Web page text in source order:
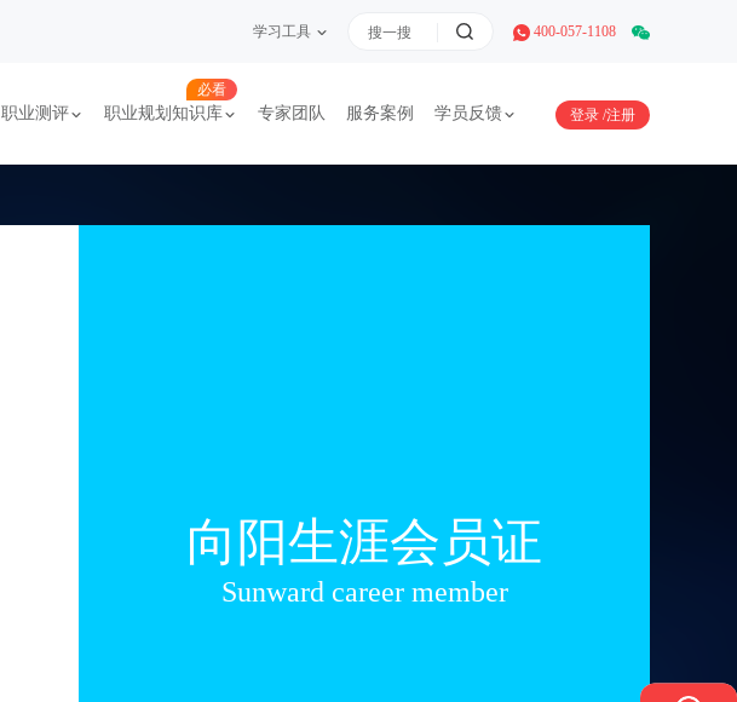
学习工具 400-057-1108
职业测评
必看
职业规划知识库 专家团队 服务案例 学员反馈 登录 /注册
向阳生涯会员证
Sunward career member